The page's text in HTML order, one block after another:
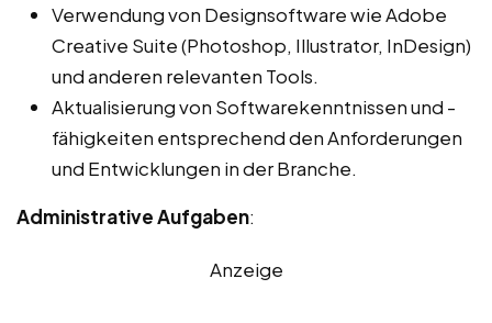
Verwendung von Designsoftware wie Adobe
Creative Suite (Photoshop, Illustrator, InDesign)
und anderen relevanten Tools.
Aktualisierung von Softwarekenntnissen und -
fähigkeiten entsprechend den Anforderungen
und Entwicklungen in der Branche.
Administrative Aufgaben:
Anzeige